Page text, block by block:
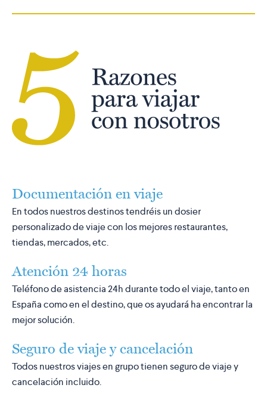
Documentación en viaje
En todos nuestros destinos tendréis un dosier
personalizado de viaje con los mejores restaurantes,
tiendas, mercados, etc.
Atención 24 horas
Teléfono de asistencia 24h durante todo el viaje, tanto en
España como en el destino, que os ayudará ha encontrar la
mejor solución.
Seguro de viaje y cancelación
Todos nuestros viajes en grupo tienen seguro de viaje y
cancelación incluido.